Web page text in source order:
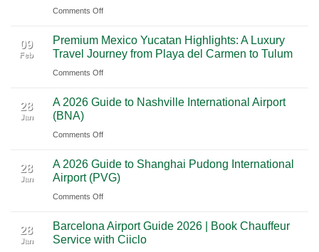
Las
A
Scenic
Road
Through
National
Comments Offon
Mexico
City
to
The
Cultural
Across
Southern
Mexico
09
Feb
Premium Mexico Yucatan Highlights: A Luxury
Travel Journey from Playa del Carmen to Tulum
Comments Offon
Mexico
Highlights:
Luxury
Travel
Journey
Playa
del
28
Jan
A 2026 Guide to Nashville International Airport
(BNA)
Comments Offon
2026
Guide
to
International
Airport
28
Jan
A 2026 Guide to Shanghai Pudong International
Airport (PVG)
Comments Offon
2026
Guide
28
Jan
Barcelona Airport Guide 2026 | Book Chauffeur
Service with Ciiclo